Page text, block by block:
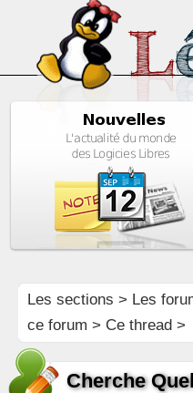
Les sections > Les
ce forum > Ce thread >
Cherche